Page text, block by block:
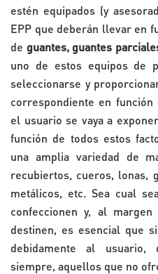
estén equipados (y
EPP que deberán llevar en
de guantes, guantes
uno de estos equipos de
seleccionarse y
correspondiente en
el usuario se vaya a
función de todos estos
una amplia variedad de
recubiertos, cueros, lonas,
metálicos, etc. Sea cual
confeccionen y, al
destinen, es esencial que
debidamente al usuario,
siempre, aquellos que no